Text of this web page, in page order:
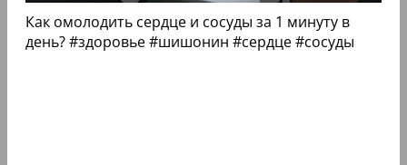
Как омолодить сердце и сосуды за 1 минуту в
день? #здоровье #шишонин #сердце #сосуды